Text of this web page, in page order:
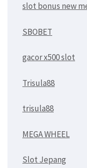
slot bonus new
SBOBET
gacor x500 slot
Trisula88
trisula88
MEGA WHEEL
Slot Jepang